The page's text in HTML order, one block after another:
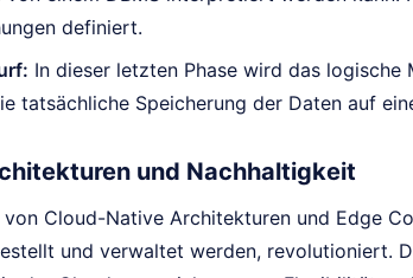
definiert.
In dieser letzten Phase wird das logische
tatsächliche Speicherung der Daten auf
und Nachhaltigkeit
Cloud-Native Architekturen und Edge
und verwaltet werden, revolutioniert.